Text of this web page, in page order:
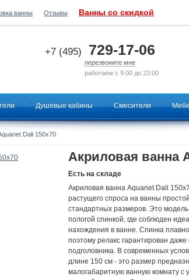
ванны Отзывы Ванны со скидкой
+7 (495) 729-17-06
перезвоните мне
работаем с 9:00 до 23:00
Душевые кабины Смесители
Dali 150x70
Акриловая ванна
Есть на складе
Акриловая ванна Aquanet Dali
растущего спроса на ванны
стандартных размеров. Это
пологой спинкой, где соблюден
нахождения в ванне. Спинка
поэтому релакс гарантирован даже
подголовника. В современных
длине 150 см - это размер
малогабаритную ванную комнату с